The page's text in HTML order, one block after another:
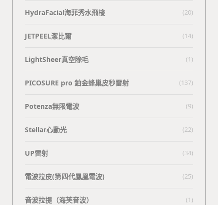
HydraFacial海菲秀水飛梭 (20)
JETPEEL潔比爾 (14)
LightSheer真空除毛 (1)
PICOSURE pro 鉑金蜂巢皮秒雷射 (137)
Potenza無限電波 (9)
Stellar心動光 (22)
UP雷射 (34)
電波拉皮(第四代鳳凰電波) (25)
⾳波拉提（海芙⾳波） (1)